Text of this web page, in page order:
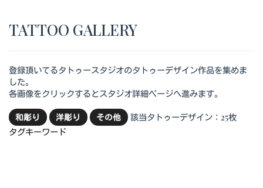
TATTOO GALLERY
登録頂いてるタトゥースタジオのタトゥーデザイン作品を集めま
した。
各画像をクリックするとスタジオ詳細ページへ進みます。
和彫り 洋彫り その他
該当タトゥーデザイン：25枚
タグキーワード